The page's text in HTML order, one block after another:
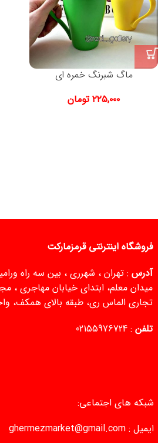
ماگ شبرنگ خمره ای
۲۲۵,۰۰۰ تومان
فروشگاه اینترنتی
آدرس : تهران ، شهرری ، بین سه راه
میدان معلم، ابتدای خیابان مهاجری ،
تجاری الماس ری، طبقه بالای همکف، واحد
تلفن :
02155976724
شبکه های اجتماعی:
ایمیل : ghermezmarket@gmail.com